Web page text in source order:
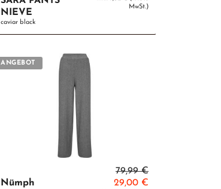
NIEVE
caviar black
MwSt.)
ANGEBOT
79,99 €
Nümph
29,00 €